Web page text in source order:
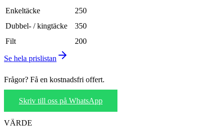
Enkeltäcke
250
Dubbel- / kingtäcke
350
Filt
200
Se hela prislistan
Frågor? Få en kostnadsfri offert.
Skriv till oss på WhatsApp
VÄRDE